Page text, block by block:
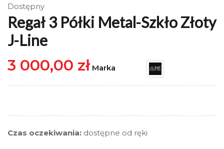
Dostępny
Regał 3 Półki Metal-Szkło Złoty
J-Line
3 000,00 zł Marka
Czas oczekiwania: dostępne od ręki